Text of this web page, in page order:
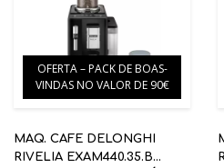
OFERTA – PACK DE BOAS-
VINDAS NO VALOR DE 90€
MAQ. CAFE DELONGHI
RIVELIA EXAM440.35.B